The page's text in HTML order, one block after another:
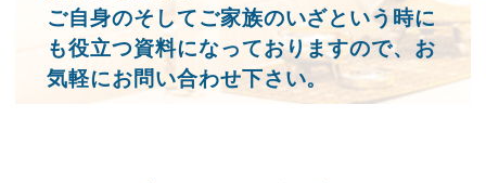
ご自身のそしてご家族のいざという時に
も役立つ資料になっておりますので、お
気軽にお問い合わせ下さい。